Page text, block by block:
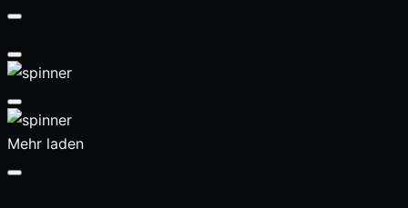
Mehr laden